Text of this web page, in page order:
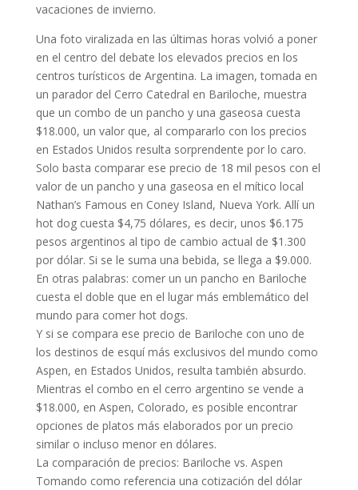
vacaciones de invierno.
Una foto viralizada en las últimas horas volvió a poner
en el centro del debate los elevados precios en los
centros turísticos de Argentina. La imagen, tomada en
un parador del Cerro Catedral en Bariloche, muestra
que un combo de un pancho y una gaseosa cuesta
$18.000, un valor que, al compararlo con los precios
en Estados Unidos resulta sorprendente por lo caro.
Solo basta comparar ese precio de 18 mil pesos con el
valor de un pancho y una gaseosa en el mítico local
Nathan’s Famous en Coney Island, Nueva York. Allí un
hot dog cuesta $4,75 dólares, es decir, unos $6.175
pesos argentinos al tipo de cambio actual de $1.300
por dólar. Si se le suma una bebida, se llega a $9.000.
En otras palabras: comer un un pancho en Bariloche
cuesta el doble que en el lugar más emblemático del
mundo para comer hot dogs.
Y si se compara ese precio de Bariloche con uno de
los destinos de esquí más exclusivos del mundo como
Aspen, en Estados Unidos, resulta también absurdo.
Mientras el combo en el cerro argentino se vende a
$18.000, en Aspen, Colorado, es posible encontrar
opciones de platos más elaborados por un precio
similar o incluso menor en dólares.
La comparación de precios: Bariloche vs. Aspen
Tomando como referencia una cotización del dólar